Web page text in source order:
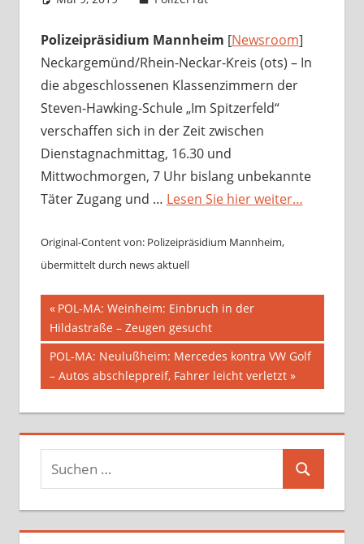
Polizeipräsidium Mannheim [Newsroom]
Neckargemünd/Rhein-Neckar-Kreis (ots) – In
die abgeschlossenen Klassenzimmern der
Steven-Hawking-Schule „Im Spitzerfeld“
verschaffen sich in der Zeit zwischen
Dienstagnachmittag, 16.30 und
Mittwochmorgen, 7 Uhr bislang unbekannte
Täter Zugang und … Lesen Sie hier weiter…
Original-Content von: Polizeipräsidium Mannheim,
übermittelt durch news aktuell
Beitragsnavigation
Vorheriger
Beitrag:
POL-MA: Weinheim: Einbruch in der
Hildastraße – Zeugen gesucht
Nächster
Beitrag:
POL-MA: Neulußheim: Mercedes kontra VW Golf
– Autos abschleppreif, Fahrer leicht verletzt
Suchen
nach:
Suchen